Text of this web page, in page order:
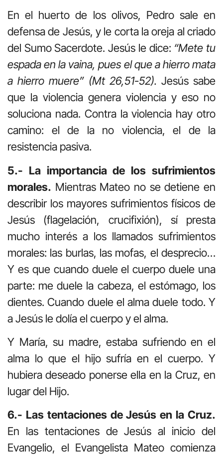
En el huerto de los olivos, Pedro sale en
defensa de Jesús, y le corta la oreja al criado
del Sumo Sacerdote. Jesús le dice: “Mete tu
espada en la vaina, pues el que a hierro mata
a hierro muere” (Mt 26,51-52). Jesús sabe
que la violencia genera violencia y eso no
soluciona nada. Contra la violencia hay otro
camino: el de la no violencia, el de la
resistencia pasiva.
5.- La importancia de los sufrimientos
morales. Mientras Mateo no se detiene en
describir los mayores sufrimientos físicos de
Jesús (flagelación, crucifixión), sí presta
mucho interés a los llamados sufrimientos
morales: las burlas, las mofas, el desprecio…
Y es que cuando duele el cuerpo duele una
parte: me duele la cabeza, el estómago, los
dientes. Cuando duele el alma duele todo. Y
a Jesús le dolía el cuerpo y el alma.
Y María, su madre, estaba sufriendo en el
alma lo que el hijo sufría en el cuerpo. Y
hubiera deseado ponerse ella en la Cruz, en
lugar del Hijo.
6.- Las tentaciones de Jesús en la Cruz.
En las tentaciones de Jesús al inicio del
Evangelio, el Evangelista Mateo comienza